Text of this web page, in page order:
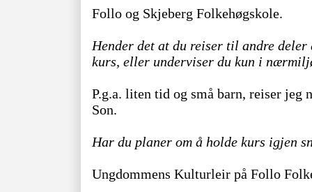
Follo og Skjeberg Folkehøgskole.
Hender det at du reiser til andre
kurs, eller underviser du kun i
P.g.a. liten tid og små barn, reiser jeg
Son.
Har du planer om å holde kurs igjen
Ungdommens Kulturleir på Follo